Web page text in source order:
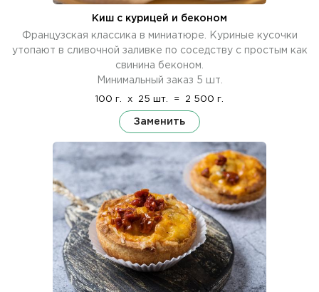
Киш с курицей и беконом
Французская классика в миниатюре. Куриные кусочки
утопают в сливочной заливке по соседству с простым как
свинина беконом.
Минимальный заказ 5 шт.
100 г. x 25 шт. = 2 500 г.
Заменить